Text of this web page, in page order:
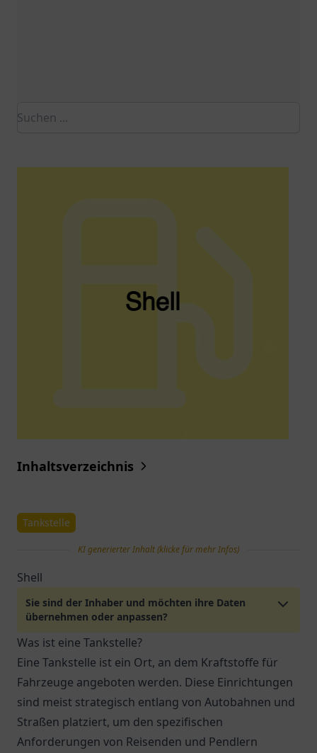
Inhaltsverzeichnis
Tankstelle
KI generierter Inhalt (klicke für mehr Infos)
Shell
Sie sind der Inhaber und möchten ihre Daten
übernehmen oder anpassen?
Was ist eine Tankstelle?
Eine Tankstelle ist ein Ort, an dem Kraftstoffe für
Fahrzeuge angeboten werden. Diese Einrichtungen
sind meist strategisch entlang von Autobahnen und
Straßen platziert, um den spezifischen
Anforderungen von Reisenden und Pendlern